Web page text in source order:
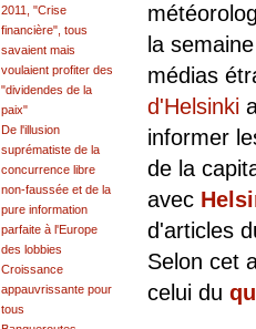
la
médias
d'Helsinki
informer
de la
avec
d'articles
Selon cet
celui du
2011, "Crise
financière", tous
savaient mais
voulaient profiter des
"dividendes de la
paix"
De l'illusion
suprématiste de la
concurrence libre
non-faussée et de la
pure information
parfaite à l'Europe
des lobbies
Croissance
appauvrissante pour
tous